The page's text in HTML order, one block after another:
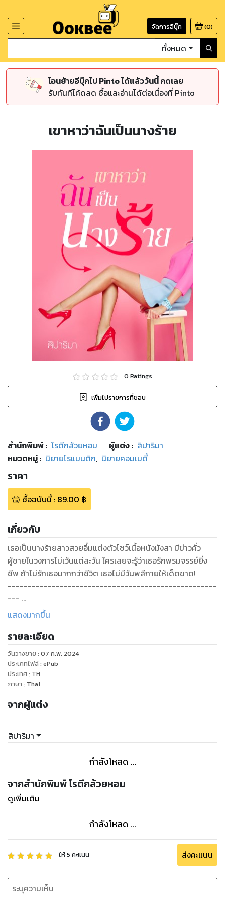
จัดการอีบุ๊ก (0)
ทั้งหมด
โอนย้ายอีบุ๊กไป Pinto ได้แล้ววันนี้ กดเลย
รับทันทีโค้ดลด ซื้อและอ่านได้ต่อเนื่องที่ Pinto
เขาหาว่าฉันเป็นนางร้าย
0 Ratings
เพิ่มไปรายการที่ชอบ
สำนักพิมพ์: โรตีกล้วยหอม ผู้แต่ง : สิปาริมา
หมวดหมู่: นิยายโรแมนติก, นิยายคอมเมดี้
ราคา
ซื้อฉบับนี้: 89.00 ฿
เกี่ยวกับ
เธอเป็นนางร้ายสาวสวยอึ๋มแต่งตัวโชว์เนื้อหนังมังสา มีข่าวคั่ว
ผู้ชายในวงการไม่เว้นแต่ละวัน ใครเลยจะรู้ว่าเธอรักพรมจรรย์ยิ่ง
ชีพ ถ้าไม่รักเธอมากกว่าชีวิต เธอไม่มีวันพลีกายให้เด็ดขาด!
----------------------------------------------------
---
'พอกันที วงการมายา'
วัย32ที่กำลังรุ่งสุดๆ หนีหน้าไปกบดานต่างจังหวัด เพราะเบื่อหน่าย
กับข่าวฉาวของตัวเองที่ไม่เป็นความจริงสักเรื่อง แถมมีข่าวลือตาม
ไล่หลังมาว่าเธอท้องไม่มีพ่อ
ทว่า...
"ผมยินดีเป็นพ่อเด็ก" จู่ๆ ธฤต พระเอกหนุ่มรุ่นน้อง มาเคาะประตู
บ้านบอกเธอว่าอย่างนั้น
เป็นไปไม่ได้เด็ดขาด! เธอจะไปท้องกับเขาได้ยังไงกะอีแค่เคยเข้า
แถมเรื่องที่ใหญ่ไปกว่านั้นคือเธอยังบริสุทธิ์!!
แสดงมากขึ้น
รายละเอียด
วันวางขาย : 07 ก.พ. 2024
ประเภทไฟล์: ePub
ประเทศ: TH
ภาษา : Thai
จากผู้แต่ง
สิปาริมา
กำลังโหลด ...
จากสำนักพิมพ์ โรตีกล้วยหอม
ดูเพิ่มเติม
กำลังโหลด ...
ให้5 คะแนน ส่งคะแนน